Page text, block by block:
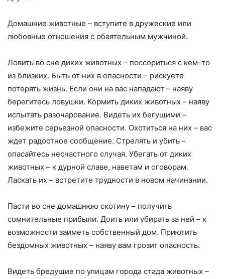
Домашние животные – вступите в дружеские или
любовные отношения с обаятельным мужчиной.
Ловить во сне диких животных – поссориться с кем-то
из близких. Быть от них в опасности – рискуете
потерять жизнь. Если они на вас нападают – наяву
берегитесь ловушки. Кормить диких животных – наяву
испытать разочарование. Видеть их бегущими –
избежите серьезной опасности. Охотиться на них – вас
ждет радостное сообщение. Стрелять и убить –
опасайтесь несчастного случая. Убегать от диких
животных – к дурной славе, наветам и оговорам.
Ласкать их – встретите трудности в новом начинании.
Пасти во сне домашнюю скотину – получить
сомнительные прибыли. Доить или убирать за ней – к
возможности заиметь собственный дом. Приютить
бездомных животных – наяву вам грозит опасность.
Видеть бредущие по улицам города стада животных –